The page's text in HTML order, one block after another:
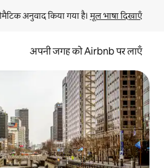
अनुवाद किया गया है। मूल भाषा दिखाएँ
अपनी जगह को Airbnb पर लाएँ